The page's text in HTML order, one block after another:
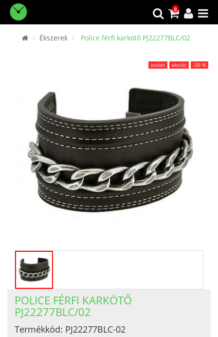
0
Ékszerek Police férfi karkötő PJ22277BLC/02
outlet akciós -30 %
POLICE FÉRFI KARKÖTŐ
PJ22277BLC/02
Termékkód: PJ22277BLC-02